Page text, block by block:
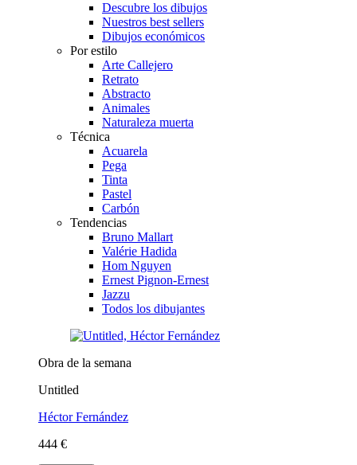
Descubre los dibujos
Nuestros best sellers
Dibujos económicos
Por estilo
Arte Callejero
Retrato
Abstracto
Animales
Naturaleza muerta
Técnica
Acuarela
Pega
Tinta
Pastel
Carbón
Tendencias
Bruno Mallart
Valérie Hadida
Hom Nguyen
Ernest Pignon-Ernest
Jazzu
Todos los dibujantes
Obra de la semana
Untitled
Héctor Fernández
444 €